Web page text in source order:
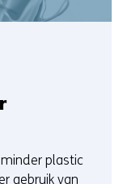
plastic
gebruik van